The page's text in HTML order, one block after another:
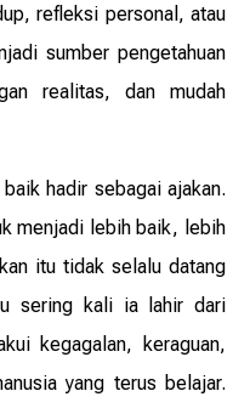
refleksi personal, atau
sumber pengetahuan
realitas, dan mudah
hadir sebagai ajakan.
menjadi lebih baik, lebih
itu tidak selalu datang
sering kali ia lahir dari
kegagalan, keraguan,
yang terus belajar.